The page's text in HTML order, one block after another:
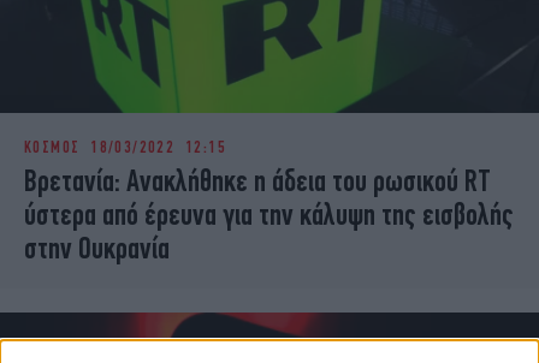
ΚΟΣΜΟΣ 18/03/2022 12:15
Βρετανία: Ανακλήθηκε η άδεια του ρωσικού RT
ύστερα από έρευνα για την κάλυψη της εισβολής
στην Ουκρανία